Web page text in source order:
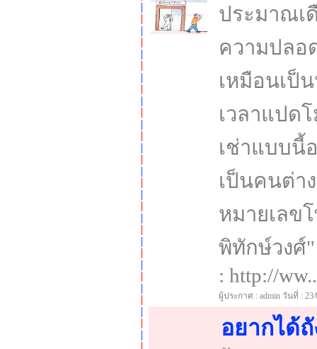
ประมาณเ
ความปลอ
เหมือนเป็
เวลาแปด
เช่าแบบนี้
เป็นคนต่า
หมายเลขโ
พิทักษ์วงศ์
: http://
ผู้ประกาศ : admin วันที่ : 23/
อยากได้